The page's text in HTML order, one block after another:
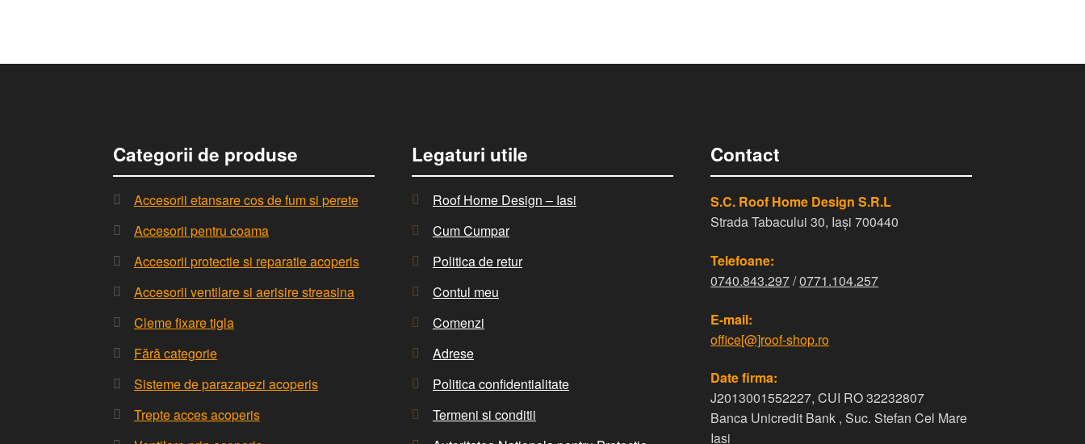
Categorii de produse
Accesorii etansare cos de fum si perete
Accesorii pentru coama
Accesorii protectie si reparatie acoperis
Accesorii ventilare si aerisire streasina
Cleme fixare tigla
Fără categorie
Sisteme de parazapezi acoperis
Trepte acces acoperis
Legaturi utile
Roof Home Design – Iasi
Cum Cumpar
Politica de retur
Contul meu
Comenzi
Adrese
Politica confidentialitate
Termeni si conditii
Contact
S.C. Roof Home Design S.R.L
Strada Tabacului 30, Iași 700440
Telefoane:
0740.843.297/0771.104.257
E-mail:
office[@]roof-shop.ro
Date firma:
J2013001552227, CUI RO 32232807
Banca Unicredit Bank , Suc. Stefan Cel Mare
Iasi